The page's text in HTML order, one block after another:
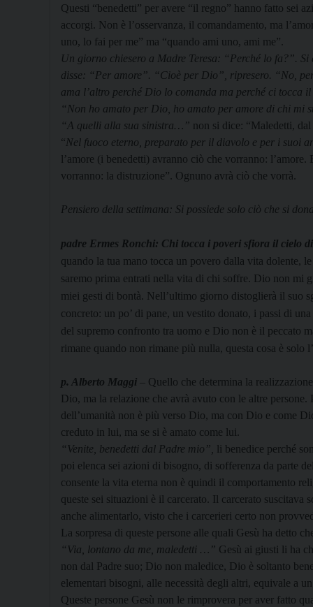
Questi “benedetti” per avere “il regno” hanno fatto sei
accorgi. Non è l’osservanza, il comandamento, ma
uno, lo fai per me” ma “quando ami uno, ami me”.
Un giorno chiesero a Madre Teresa: “Perché lo fa?”.
disse: “Per amore”. “Cioè per Dio”, ripresero. “No,
ama l’altro perché Dio lo comanda ma perché ci tocca
“Non ho amato per Dio, ho amato per amore di chi mi
“A quelli alla sua sinistra…” non si dice: “Maledetti,
“Nel fuoco eterno, preparato per il diavolo e per i suoi
l’amore (i benedetti) avranno ciò che vorranno:
vorranno: la distruzione”. Ognuno avrà ciò che vorrà.
Pensiero della settimana: Si possiede solo ciò che si
padre Ermes Ronchi: Chi tocca i poveri sfiora il cielo
quando la tua mano tocca un povero dalla vita do­lente,
saremo prima entrati nel­la vita di chi soffre. Dio non mi
miei gesti di bontà. Nell’ultimo giorno distoglierà il suo
concreto: un po’ di pane, un vestito donato, i passi di
del supremo confronto tra uomo e Dio non è il pec­cato
rimane quando non rimane più nulla, questa cosa è solo
p. Alberto Maggi – Quello che determina la
Dio, ma la relazione che avrà avuto con le altre
dell’umanità non è più verso Dio, ma con Dio e come
creduto in lui, ma se si è amato come lui.
“Venite, benedetti dal Padre mio”,
li benedice perché
poi elenca sei azioni di bisogno, di sofferenza da parte
consente la vita eterna non è quindi il comportamento
queste sei situazioni è il carcerato. Il carcerato
anche alimentarlo, visto che i carcerieri certo non
La sorpresa di queste persone alle quali Gesù ha detto
“Via, lontano da me, maledetti …” Gesù ai giusti li ha
non dal Padre suo; Dio non maledice, Dio è soltanto
elementari bisogni, alle necessità degli altri, equivale a
Queste persone Gesù non le rimprovera per aver fatto